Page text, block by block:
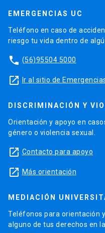
EMERGENCIAS UC
Teléfono en caso de
riesgo tu vida dentro de
phone (56)95504 5000
launch Ir al sitio de
DISCRIMINACIÓN Y
Orientación y apoyo en
género o violencia sexual.
launch Contacto para apoyo
launch Más orientación
MEDIACIÓN
Teléfonos para orientación
alguno de tus derechos en